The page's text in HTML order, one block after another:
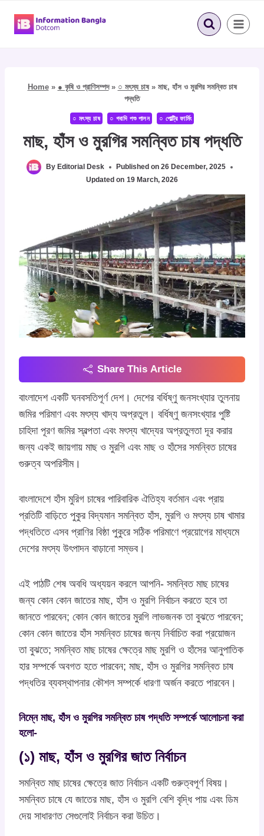
Home» ● কৃষি ও প্রাণিসম্পদ» ○ মৎস্য চাষ» মাছ, হাঁস ও মুরগির সমন্বিত চাষ
পদ্ধতি
○ মৎস্য চাষ ○ গবাদি পশু পালন ○ পোল্ট্রি ফার্মিং
মাছ, হাঁস ও মুরগির সমন্বিত চাষ পদ্ধতি
By Editorial Desk Published on 26 December, 2025
Updated on 19 March, 2026
Share This Article
বাংলাদেশ একটি ঘনবসতিপূর্ণ দেশ। দেশের বর্ধিষ্ণু জনসংখ্যার তুলনায়
জমির পরিমাণ এবং মৎস্য খাদ্য অপ্রতুল। বর্ধিষ্ণু জনসংখ্যার পুষ্টি
চাহিদা পূরণ জমির স্বল্পতা এবং মৎস্য খাদ্যের অপ্রতুলতা দূর করার
জন্য একই জায়গায় মাছ ও মুরগি এবং মাছ ও হাঁসের সমন্বিত চাষের
গুরুত্ব অপরিসীম।
বাংলাদেশে হাঁস মুরিগ চাষের পারিবারিক ঐতিহ্য বর্তমান এবং প্রায়
প্রতিটি বাড়িতে পুকুর বিদ্যমান সমন্বিত হাঁস, মুরগি ও মৎস্য চাষ খামার
পদ্ধতিতে এসব প্রাণির বিষ্ঠা পুকুরে সঠিক পরিমাণে প্রয়োগের মাধ্যমে
দেশের মৎস্য উৎপাদন বাড়ানো সম্ভব।
এই পাঠটি শেষ অবধি অধ্যয়ন করলে আপনি- সমন্বিত মাছ চাষের
জন্য কোন কোন জাতের মাছ, হাঁস ও মুরগি নির্বাচন করতে হবে তা
জানতে পারবেন; কোন কোন জাতের মুরগি লাভজনক তা বুঝতে পারবেন;
কোন কোন জাতের হাঁস সমন্বিত চাষের জন্য নির্বাচিত করা প্রয়োজন
তা বুঝতে; সমন্বিত মাছ চাষের ক্ষেত্রে মাছ মুরগি ও হাঁসের আনুপাতিক
হার সম্পর্কে অবগত হতে পারবেন; মাছ, হাঁস ও মুরগির সমন্বিত চাষ
পদ্ধতির ব্যবস্থাপনার কৌশল সম্পর্কে ধারণা অর্জন করতে পারবেন।
নিম্নে মাছ, হাঁস ও মুরগির সমন্বিত চাষ পদ্ধতি সম্পর্কে আলোচনা করা
হলো-
(১) মাছ, হাঁস ও মুরগির জাত নির্বাচন
সমন্বিত মাছ চাষের ক্ষেত্রে জাত নির্বাচন একটি গুরুত্বপূর্ণ বিষয়।
সমন্বিত চাষে যে জাতের মাছ, হাঁস ও মুরগি বেশি বৃদ্ধি পায় এবং ডিম
দেয় সাধারণত সেগুলোই নির্বাচন করা উচিত।